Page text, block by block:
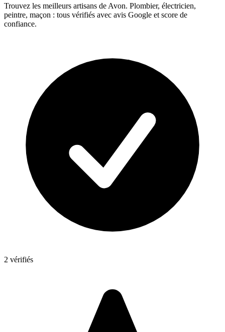
Trouvez les meilleurs artisans de Avon. Plombier, électricien,
peintre, maçon : tous vérifiés avec avis Google et score de
confiance.
2 vérifiés